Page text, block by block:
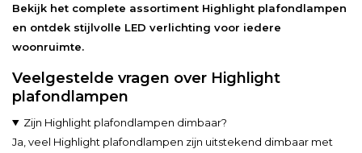
Bekijk het complete assortiment Highlight plafondlampen
en ontdek stijlvolle LED verlichting voor iedere
woonruimte.
Veelgestelde vragen over Highlight
plafondlampen
Zijn Highlight plafondlampen dimbaar?
Ja, veel Highlight plafondlampen zijn uitstekend dimbaar met